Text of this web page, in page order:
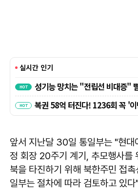
앞서 지난달 30일 통일부는 "현
정 회장 20주기 계기, 추모행사를
북을 타진하기 위해 북한주민 접
일부는 절차에 따라 검토하고 있